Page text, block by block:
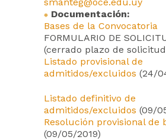
Documentación:
Bases de la Convocatoria
FORMULARIO DE
(cerrado plazo de
Listado provisional de
admitidos/excluidos (24/
Listado definitivo de
admitidos/excluidos (09/
Resolución provisional de
(09/05/2019)